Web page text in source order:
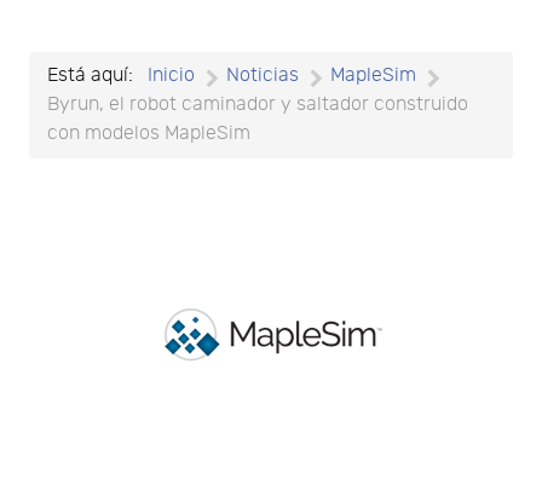
Está aquí: Inicio Noticias
MapleSim
Byrun, el robot caminador y saltador construido
con modelos MapleSim